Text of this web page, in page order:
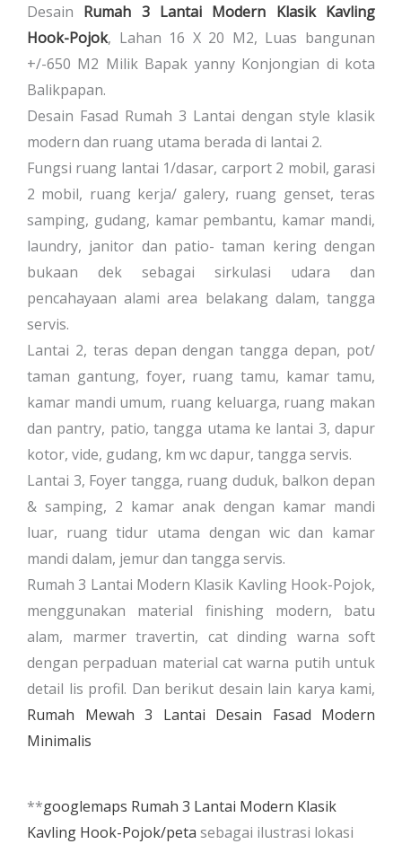
Desain Rumah 3 Lantai Modern Klasik Kavling
Hook-Pojok, Lahan 16 X 20 M2, Luas bangunan
+/-650 M2 Milik Bapak yanny Konjongian di kota
Balikpapan.
Desain Fasad Rumah 3 Lantai dengan style klasik
modern dan ruang utama berada di lantai 2.
Fungsi ruang lantai 1/dasar, carport 2 mobil, garasi
2 mobil, ruang kerja/ galery, ruang genset, teras
samping, gudang, kamar pembantu, kamar mandi,
laundry, janitor dan patio- taman kering dengan
bukaan dek sebagai sirkulasi udara dan
pencahayaan alami area belakang dalam, tangga
servis.
Lantai 2, teras depan dengan tangga depan, pot/
taman gantung, foyer, ruang tamu, kamar tamu,
kamar mandi umum, ruang keluarga, ruang makan
dan pantry, patio, tangga utama ke lantai 3, dapur
kotor, vide, gudang, km wc dapur, tangga servis.
Lantai 3, Foyer tangga, ruang duduk, balkon depan
& samping, 2 kamar anak dengan kamar mandi
luar, ruang tidur utama dengan wic dan kamar
mandi dalam, jemur dan tangga servis.
Rumah 3 Lantai Modern Klasik Kavling Hook-Pojok,
menggunakan material finishing modern, batu
alam, marmer travertin, cat dinding warna soft
dengan perpaduan material cat warna putih untuk
detail lis profil. Dan berikut desain lain karya kami,
Rumah Mewah 3 Lantai Desain Fasad Modern
Minimalis
**googlemaps Rumah 3 Lantai Modern Klasik
Kavling Hook-Pojok/peta sebagai ilustrasi lokasi